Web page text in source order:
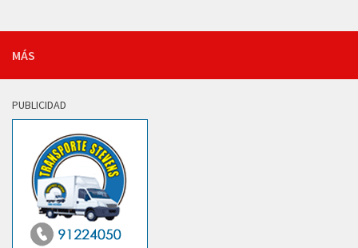
MÁS
PUBLICIDAD